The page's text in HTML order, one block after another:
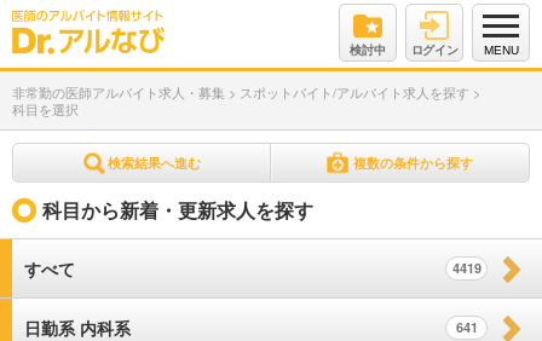
検討中 ログイン MENU
非常勤の医師アルバイト求人・募集 > スポットバイト/アルバイト求人を探す >
科目を選択
検索結果へ進む 複数の条件から探す
科目から新着・更新求人を探す
すべて 4419
日勤系 内科系 641